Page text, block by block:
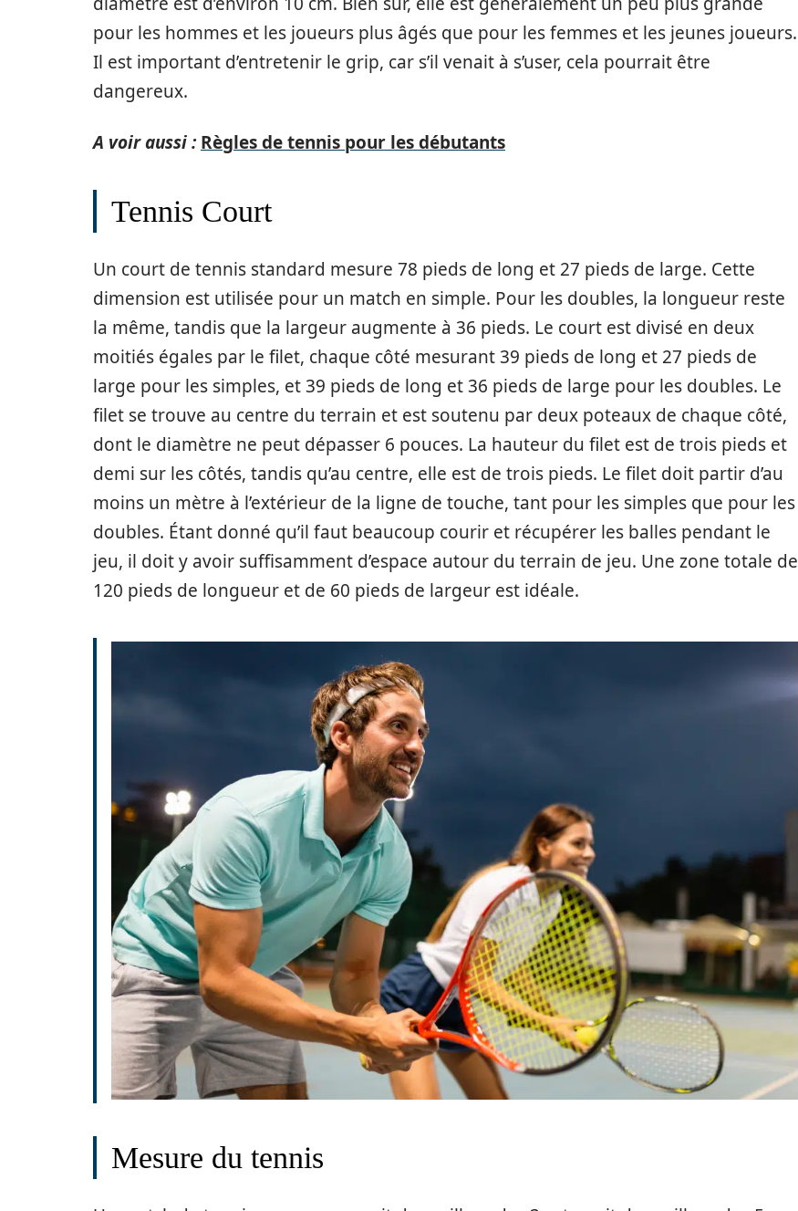
pour les hommes et les joueurs plus âgés que pour les femmes et les jeunes joueurs.
Il est important d’entretenir le grip, car s’il venait à s’user, cela pourrait être
dangereux.
A voir aussi : Règles de tennis pour les débutants
Tennis Court
Un court de tennis standard mesure 78 pieds de long et 27 pieds de large. Cette
dimension est utilisée pour un match en simple. Pour les doubles, la longueur reste
la même, tandis que la largeur augmente à 36 pieds. Le court est divisé en deux
moitiés égales par le filet, chaque côté mesurant 39 pieds de long et 27 pieds de
large pour les simples, et 39 pieds de long et 36 pieds de large pour les doubles. Le
filet se trouve au centre du terrain et est soutenu par deux poteaux de chaque côté,
dont le diamètre ne peut dépasser 6 pouces. La hauteur du filet est de trois pieds et
demi sur les côtés, tandis qu’au centre, elle est de trois pieds. Le filet doit partir d’au
moins un mètre à l’extérieur de la ligne de touche, tant pour les simples que pour les
doubles. Étant donné qu’il faut beaucoup courir et récupérer les balles pendant le
jeu, il doit y avoir suffisamment d’espace autour du terrain de jeu. Une zone totale de
120 pieds de longueur et de 60 pieds de largeur est idéale.
Mesure du tennis